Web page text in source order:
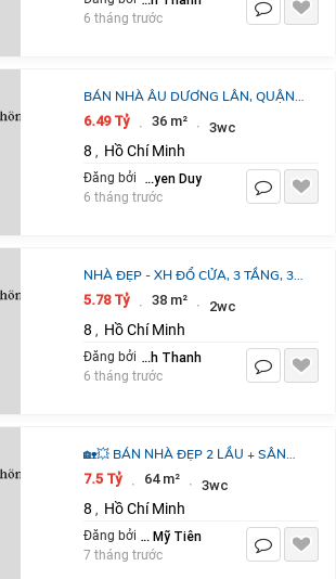
6 tháng trước
BÁN NHÀ ÂU DƯƠNG LÂN, QUẬN
8, FULL ĐỒ VÀO Ở LIỀN, 4 TẦNG,
36M², SỔ RIÊNG, CHỈ 6,49 TỶ
6.49 Tỷ · 36 m² · 3wc
8 , Hồ Chí Minh
Đăng bởi Nguyen Duy
6 tháng trước
NHÀ ĐẸP - XH ĐỔ CỬA, 3 TẦNG, 3
PN, LIÊN TỈNH 5
5.78 Tỷ · 38 m² · 2wc
8 , Hồ Chí Minh
Đăng bởi Trịnh Thanh
6 tháng trước
🏡💥 BÁN NHÀ ĐẸP 2 LẦU + SÂN
THƯỢNG – P13 QUẬN 8 – CHỈ 7.5 TỶ
7.5 Tỷ · 64 m² · 3wc
8 , Hồ Chí Minh
Đăng bởi Trần Mỹ Tiên
7 tháng trước